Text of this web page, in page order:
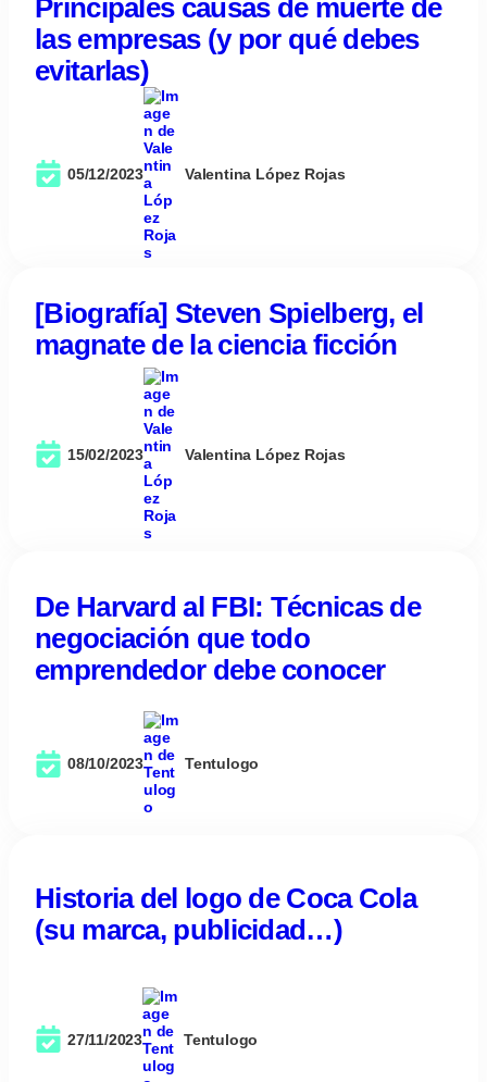
Principales causas de muerte de
las empresas (y por qué debes
evitarlas)
05/12/2023 Valentina López Rojas
[Biografía] Steven Spielberg, el
magnate de la ciencia ficción
15/02/2023 Valentina López Rojas
De Harvard al FBI: Técnicas de
negociación que todo
emprendedor debe conocer
08/10/2023 Tentulogo
Historia del logo de Coca Cola
(su marca, publicidad…)
27/11/2023 Tentulogo